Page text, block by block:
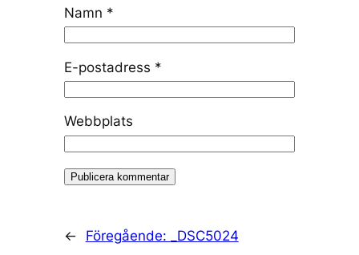
Namn *
E-postadress *
Webbplats
← Föregående: _DSC5024